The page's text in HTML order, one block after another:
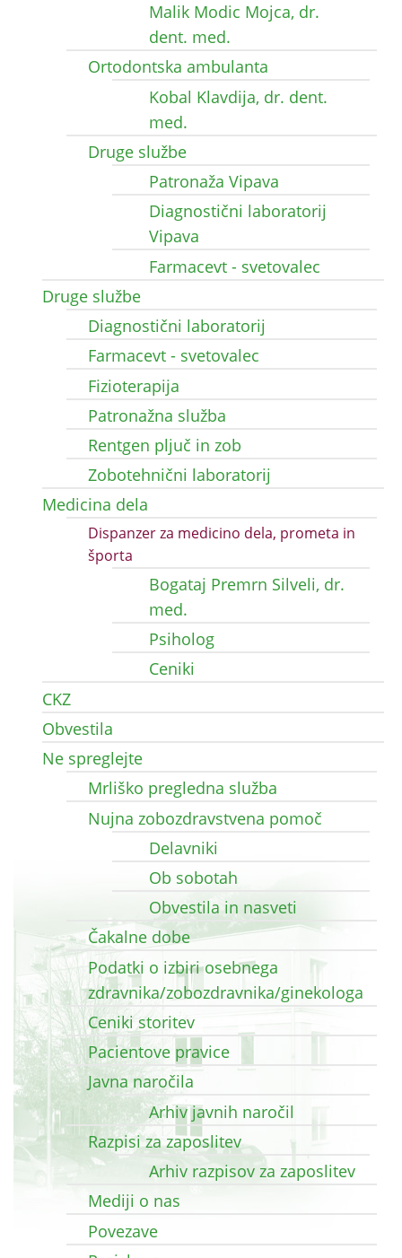
Malik Modic Mojca, dr.
dent. med.
Ortodontska ambulanta
Kobal Klavdija, dr. dent.
med.
Druge službe
Patronaža Vipava
Diagnostični laboratorij
Vipava
Farmacevt - svetovalec
Druge službe
Diagnostični laboratorij
Farmacevt - svetovalec
Fizioterapija
Patronažna služba
Rentgen pljuč in zob
Zobotehnični laboratorij
Medicina dela
Dispanzer za medicino dela, prometa in
športa
Bogataj Premrn Silveli, dr.
med.
Psiholog
Ceniki
CKZ
Obvestila
Ne spreglejte
Mrliško pregledna služba
Nujna zobozdravstvena pomoč
Delavniki
Ob sobotah
Obvestila in nasveti
Čakalne dobe
Podatki o izbiri osebnega
zdravnika/zobozdravnika/ginekologa
Ceniki storitev
Pacientove pravice
Javna naročila
Arhiv javnih naročil
Razpisi za zaposlitev
Arhiv razpisov za zaposlitev
Mediji o nas
Povezave